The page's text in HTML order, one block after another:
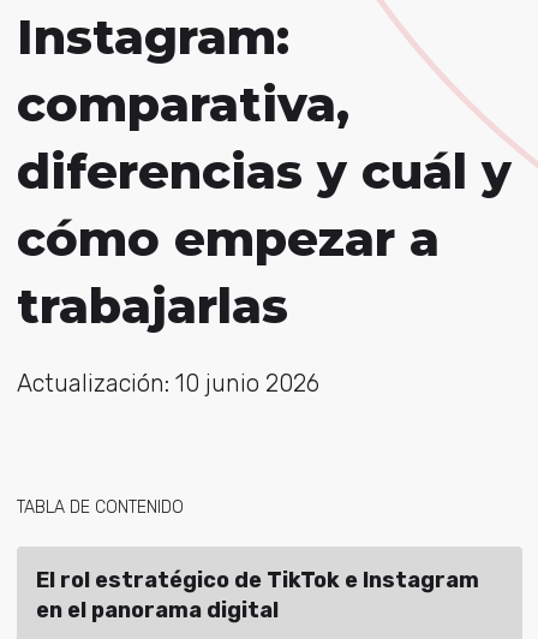
Instagram:
comparativa,
diferencias y cuál y
cómo empezar a
trabajarlas
Actualización: 10 junio 2026
TABLA DE CONTENIDO
El rol estratégico de TikTok e Instagram
en el panorama digital